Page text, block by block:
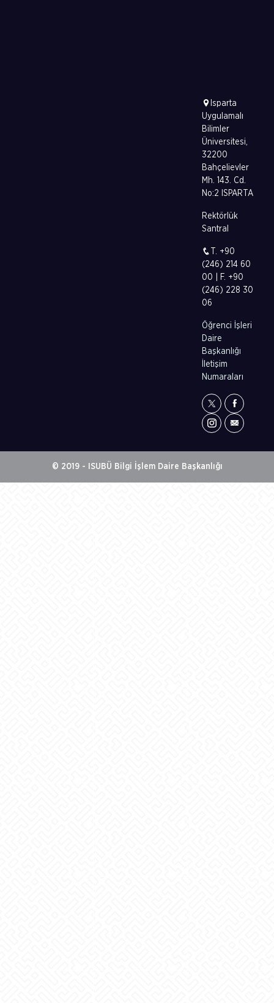
Isparta
Uygulamalı
Bilimler
Üniversitesi,
32200
Bahçelievler
Mh. 143. Cd.
No:2 ISPARTA
Rektörlük
Santral
T. +90
(246) 214 60
00 | F. +90
(246) 228 30
06
Öğrenci İşleri
Daire
Başkanlığı
İletişim
Numaraları
© 2019 - ISUBÜ Bilgi İşlem Daire Başkanlığı